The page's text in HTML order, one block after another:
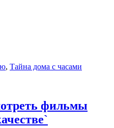
, Тайна дома с часами
фильмы